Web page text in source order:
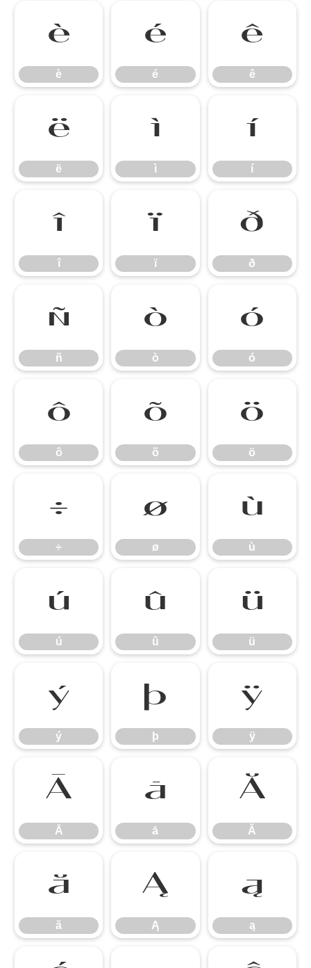
è
è
é
é
ê
ê
ë
ë
ì
ì
í
í
î
î
ï
ï
ð
ð
ñ
ñ
ò
ò
ó
ó
ô
ô
õ
õ
ö
ö
÷
÷
ø
ø
ù
ù
ú
ú
û
û
ü
ü
ý
ý
þ
þ
ÿ
ÿ
Ā
Ā
ā
ā
Ă
Ă
ă
ă
Ą
Ą
ą
ą